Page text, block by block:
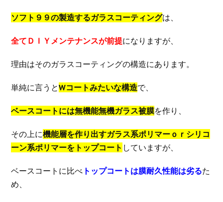
ソフト９９の製造するガラスコーティングは、
全てＤＩＹメンテナンスが前提になりますが、
理由はそのガラスコーティングの構造にあります。
単純に言うとWコートみたいな構造で、
ベースコートには無機能無機ガラス被膜を作り、
その上に機能層を作り出すガラス系ポリマーｏｒシリコ
ーン系ポリマーをトップコート していますが、
ベースコートに比べ トップコートは膜耐久性能は劣るた
め、